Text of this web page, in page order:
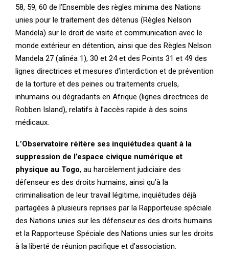
58, 59, 60 de l’Ensemble des règles minima des Nations
unies pour le traitement des détenus (Règles Nelson
Mandela) sur le droit de visite et communication avec le
monde extérieur en détention, ainsi que des Règles Nelson
Mandela 27 (alinéa 1), 30 et 24 et des Points 31 et 49 des
lignes directrices et mesures d’interdiction et de prévention
de la torture et des peines ou traitements cruels,
inhumains ou dégradants en Afrique (lignes directrices de
Robben Island), relatifs à l’accès rapide à des soins
médicaux.
L’Observatoire réitère ses inquiétudes quant à la
suppression de l’espace civique numérique et
physique au Togo, au harcèlement judiciaire des
défenseur·es des droits humains, ainsi qu’à la
criminalisation de leur travail légitime, inquiétudes déjà
partagées à plusieurs reprises par la Rapporteuse spéciale
des Nations unies sur les défenseur.es des droits humains
et la Rapporteuse Spéciale des Nations unies sur les droits
à la liberté de réunion pacifique et d’association.